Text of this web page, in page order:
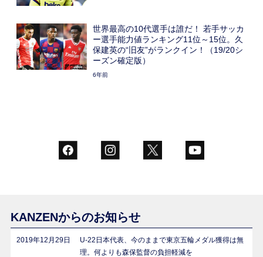
世界最高の10代選手は誰だ！ 若手サッカ
ー選手能力値ランキング11位～15位。久
保建英の“旧友”がランクイン！（19/20シ
ーズン確定版）
6年前
KANZENからのお知らせ
2019年12月29日
U-22日本代表、今のままで東京五輪メダル獲得は無
理。何よりも森保監督の負担軽減を